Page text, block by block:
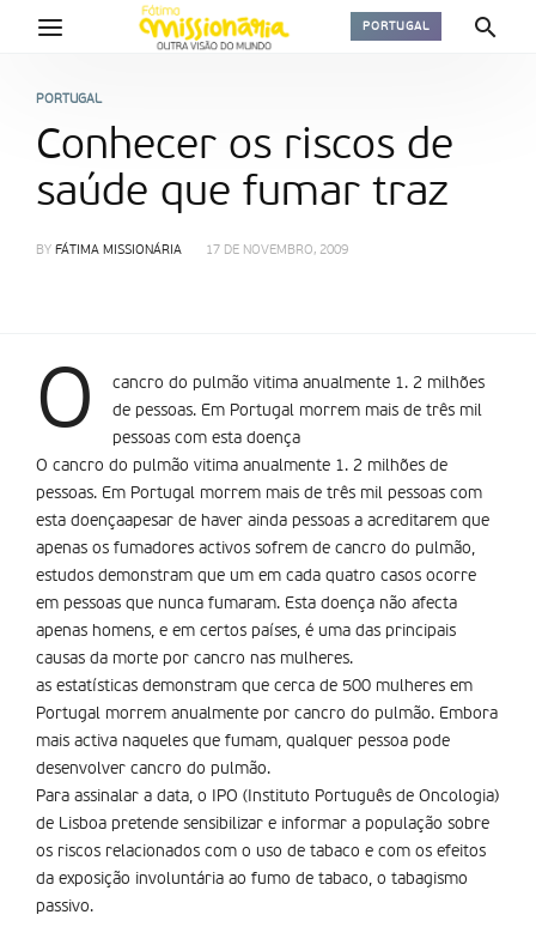
PORTUGAL
PORTUGAL
Conhecer os riscos de
saúde que fumar traz
BY FÁTIMA MISSIONÁRIA 17 DE NOVEMBRO, 2009
O
cancro do pulmão vitima anualmente 1. 2 milhões
de pessoas. Em Portugal morrem mais de três mil
pessoas com esta doença
O cancro do pulmão vitima anualmente 1. 2 milhões de
pessoas. Em Portugal morrem mais de três mil pessoas com
esta doençaapesar de haver ainda pessoas a acreditarem que
apenas os fumadores activos sofrem de cancro do pulmão,
estudos demonstram que um em cada quatro casos ocorre
em pessoas que nunca fumaram. Esta doença não afecta
apenas homens, e em certos países, é uma das principais
causas da morte por cancro nas mulheres.
as estatísticas demonstram que cerca de 500 mulheres em
Portugal morrem anualmente por cancro do pulmão. Embora
mais activa naqueles que fumam, qualquer pessoa pode
desenvolver cancro do pulmão.
Para assinalar a data, o IPO (Instituto Português de Oncologia)
de Lisboa pretende sensibilizar e informar a população sobre
os riscos relacionados com o uso de tabaco e com os efeitos
da exposição involuntária ao fumo de tabaco, o tabagismo
passivo.